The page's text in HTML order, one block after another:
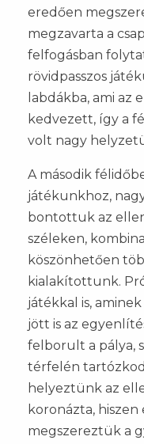
eredően
megzavarta a
felfogásban
rövidpasszos
labdákba, ami az
kedvezett, így a
volt nagy
A második
játékunkhoz,
bontottuk az
széleken,
köszönhetően
kialakítottunk.
játékkal is,
jött is az
felborult a pálya,
térfelén
helyeztünk az
koronázta,
megszereztük a